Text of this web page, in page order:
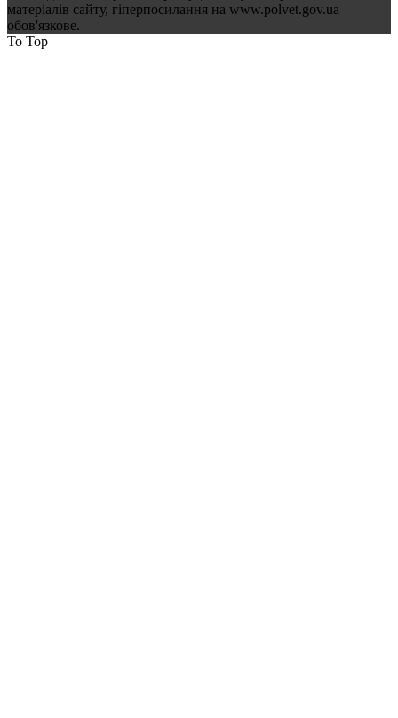
матеріалів сайту, гіперпосилання на www.polvet.gov.ua
обов'язкове.
To Top